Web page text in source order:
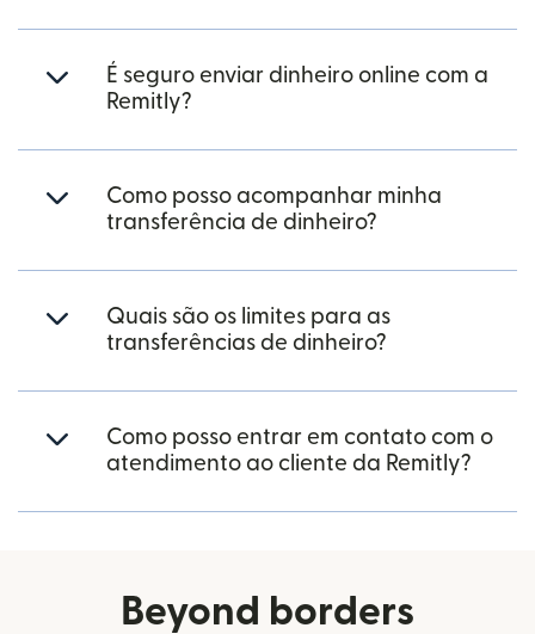
É seguro enviar dinheiro online com a
Remitly?
Como posso acompanhar minha
transferência de dinheiro?
Quais são os limites para as
transferências de dinheiro?
Como posso entrar em contato com o
atendimento ao cliente da Remitly?
Beyond borders